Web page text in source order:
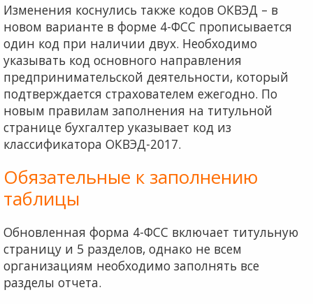
Изменения коснулись также кодов ОКВЭД – в
новом варианте в форме 4-ФСС прописывается
один код при наличии двух. Необходимо
указывать код основного на­правления
предпринимательской деятельности, который
подтверждается страхователем ежегодно. По
новым пра­вилам заполнения на титульной
странице бухгалтер ука­зывает код из
классификатора ОКВЭД-2017.
Обязательные к заполнению
таблицы
Обновленная форма 4-ФСС включает титульную
стра­ницу и 5 разделов, однако не всем
организациям необхо­димо заполнять все
разделы отчета.